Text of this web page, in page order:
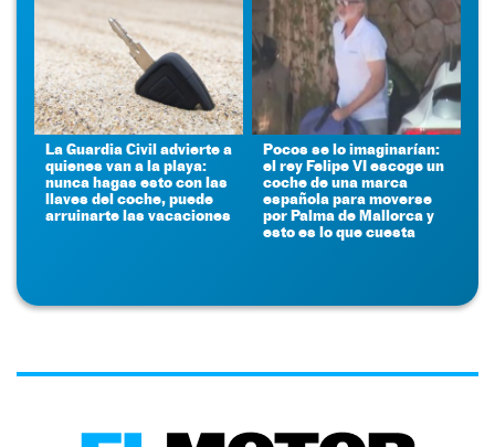
La Guardia Civil advierte a
quienes van a la playa:
nunca hagas esto con las
llaves del coche, puede
arruinarte las vacaciones
Pocos se lo imaginarían:
el rey Felipe VI escoge un
coche de una marca
española para moverse
por Palma de Mallorca y
esto es lo que cuesta